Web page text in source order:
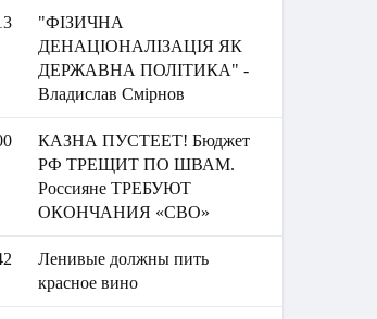
"ФІЗИЧНА
ДЕНАЦІОНАЛІЗАЦІЯ ЯК
ДЕРЖАВНА ПОЛІТИКА" -
Владислав Смірнов
КАЗНА ПУСТЕЕТ! Бюджет
РФ ТРЕЩИТ ПО ШВАМ.
Россияне ТРЕБУЮТ
ОКОНЧАНИЯ «СВО»
Ленивые должны пить
красное вино